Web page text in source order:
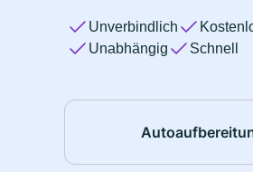
Unverbindlich
Unabhängig
Schnell